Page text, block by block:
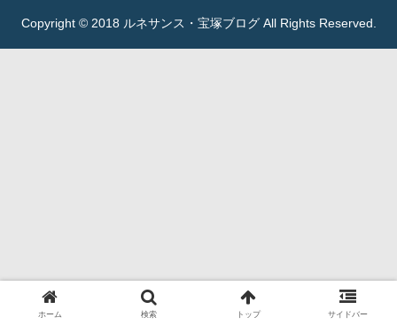
Copyright © 2018 ルネサンス・宝塚ブログ All Rights Reserved.
ホーム 検索 トップ サイドバー